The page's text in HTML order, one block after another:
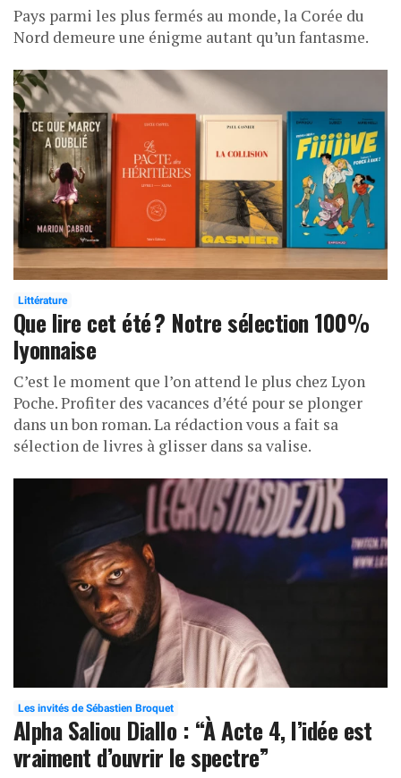
Pays parmi les plus fermés au monde, la Corée du
Nord demeure une énigme autant qu’un fantasme.
Littérature
Que lire cet été ? Notre sélection 100%
lyonnaise
C’est le moment que l’on attend le plus chez Lyon
Poche. Profiter des vacances d’été pour se plonger
dans un bon roman. La rédaction vous a fait sa
sélection de livres à glisser dans sa valise.
Les invités de Sébastien Broquet
Alpha Saliou Diallo : “À Acte 4, l’idée est
vraiment d’ouvrir le spectre”